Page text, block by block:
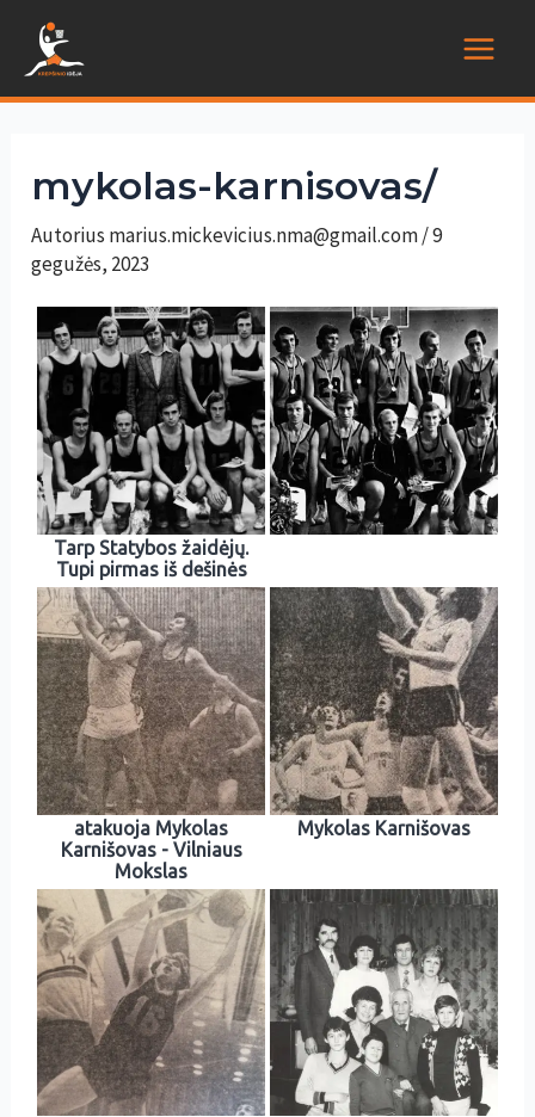
turinio
mykolas-karnisovas/
Autorius marius.mickevicius.nma@gmail.com/9
gegužės, 2023
Tarp Statybos žaidėjų.
Tupi pirmas iš dešinės
atakuoja Mykolas
Karnišovas - Vilniaus
Mokslas
Mykolas Karnišovas